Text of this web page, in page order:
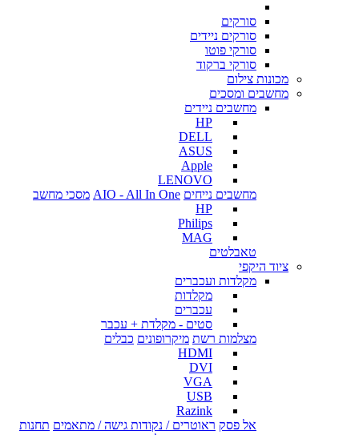
סורקים
סורקים ניידים
סורקי פוטו
סורקי ברקוד
מכונות צילום
מחשבים ומסכים
מחשבים ניידים
HP
DELL
ASUS
Apple
LENOVO
מחשבים נייחים AIO - All In One מסכי מחשב
HP
Philips
MAG
טאבלטים
ציוד היקפי
מקלדות ועכברים
מקלדות
עכברים
סטים - מקלדת + עכבר
מצלמות רשת מיקרופונים כבלים
HDMI
DVI
VGA
USB
Razink
אל פסק ראוטרים / נקודות גישה / מתאמים תחנות